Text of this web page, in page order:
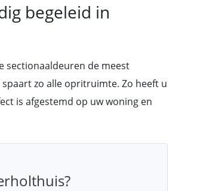
begeleid in
sectionaaldeuren de meest
zo alle opritruimte. Zo heeft u
is afgestemd op uw woning en